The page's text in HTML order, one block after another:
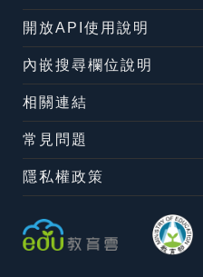
開放API使用說明
內嵌搜尋欄位說明
相關連結
常見問題
隱私權政策